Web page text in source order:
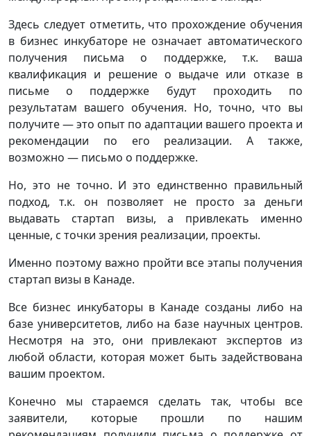
Здесь следует отметить, что прохождение обучения
в бизнес инкубаторе не означает автоматического
получения письма о поддержке, т.к. ваша
квалификация и решение о выдаче или отказе в
письме о поддержке будут проходить по
результатам вашего обучения. Но, точно, что вы
получите — это опыт по адаптации вашего проекта и
рекомендации по его реализации. А также,
возможно — письмо о поддержке.
Но, это не точно. И это единственно правильный
подход, т.к. он позволяет не просто за деньги
выдавать стартап визы, а привлекать именно
ценные, с точки зрения реализации, проекты.
Именно поэтому важно пройти все этапы получения
стартап визы в Канаде.
Все бизнес инкубаторы в Канаде созданы либо на
базе университетов, либо на базе научных центров.
Несмотря на это, они привлекают экспертов из
любой области, которая может быть задействована
вашим проектом.
Конечно мы стараемся сделать так, чтобы все
заявители, которые прошли по нашим